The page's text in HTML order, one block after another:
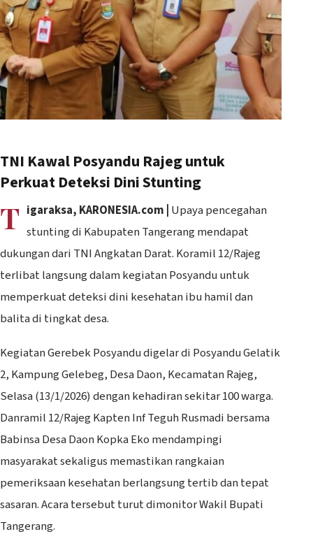
TNI Kawal Posyandu Rajeg untuk
Perkuat Deteksi Dini Stunting
T igaraksa, KARONESIA.com | Upaya pencegahan
stunting di Kabupaten Tangerang mendapat
dukungan dari TNI Angkatan Darat. Koramil 12/Rajeg
terlibat langsung dalam kegiatan Posyandu untuk
memperkuat deteksi dini kesehatan ibu hamil dan
balita di tingkat desa.
Kegiatan Gerebek Posyandu digelar di Posyandu Gelatik
2, Kampung Gelebeg, Desa Daon, Kecamatan Rajeg,
Selasa (13/1/2026) dengan kehadiran sekitar 100 warga.
Danramil 12/Rajeg Kapten Inf Teguh Rusmadi bersama
Babinsa Desa Daon Kopka Eko mendampingi
masyarakat sekaligus memastikan rangkaian
pemeriksaan kesehatan berlangsung tertib dan tepat
sasaran. Acara tersebut turut dimonitor Wakil Bupati
Tangerang.